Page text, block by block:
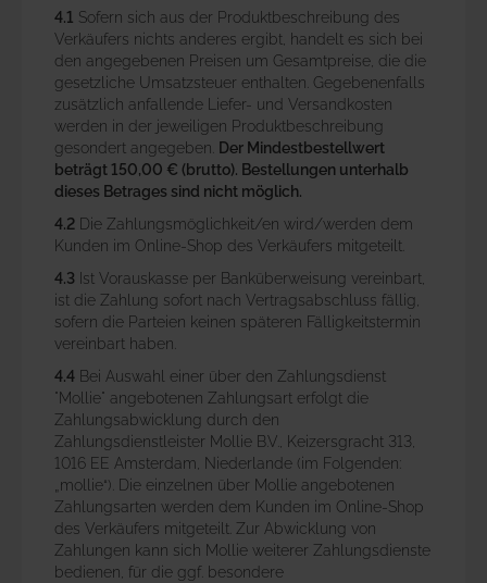
4.1 Sofern sich aus der Produktbeschreibung des
Verkäufers nichts anderes ergibt, handelt es sich bei
den angegebenen Preisen um Gesamtpreise, die die
gesetzliche Umsatzsteuer enthalten. Gegebenenfalls
zusätzlich anfallende Liefer- und Versandkosten
werden in der jeweiligen Produktbeschreibung
gesondert angegeben.
Der Mindestbestellwert
beträgt 150,00 € (brutto). Bestellungen unterhalb
dieses Betrages sind nicht möglich.
4.2 Die Zahlungsmöglichkeit/en wird/werden dem
Kunden im Online-Shop des Verkäufers mitgeteilt.
4.3 Ist Vorauskasse per Banküberweisung vereinbart,
ist die Zahlung sofort nach Vertragsabschluss fällig,
sofern die Parteien keinen späteren Fälligkeitstermin
vereinbart haben.
4.4 Bei Auswahl einer über den Zahlungsdienst
"Mollie" angebotenen Zahlungsart erfolgt die
Zahlungsabwicklung durch den
Zahlungsdienstleister Mollie B.V., Keizersgracht 313,
1016 EE Amsterdam, Niederlande (im Folgenden:
„mollie“). Die einzelnen über Mollie angebotenen
Zahlungsarten werden dem Kunden im Online-Shop
des Verkäufers mitgeteilt. Zur Abwicklung von
Zahlungen kann sich Mollie weiterer Zahlungsdienste
bedienen, für die ggf. besondere